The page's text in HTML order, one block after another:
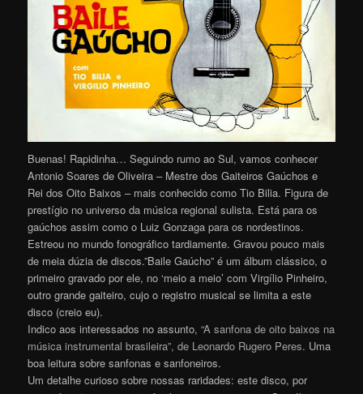
Buenas! Rapidinha… Seguindo rumo ao Sul, vamos conhecer
Antonio Soares de Oliveira – Mestre dos Gaiteiros Gaúchos e
Rei dos Oito Baixos – mais conhecido como Tio Bilia. Figura de
prestígio no universo da música regional sulista. Está para os
gaúchos assim como o Luiz Gonzaga para os nordestinos.
Estreou no mundo fonográfico tardiamente. Gravou pouco mais
de meia dúzia de discos.”Baile Gaúcho” é um álbum clássico, o
primeiro gravado por ele, no ‘meio a meio’ com Virgílio Pinheiro,
outro grande gaiteiro, cujo o registro musical se limita a este
disco (creio eu).
Indico aos interessados no assunto,“A sanfona de oito baixos na
música instrumental brasileira”, de Leonardo Rugero Peres. Uma
boa leitura sobre sanfonas e sanfoneiros.
Um detalhe curioso sobre nossas raridades: este disco, por